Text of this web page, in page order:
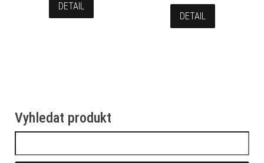
DETAIL
DETAIL
Vyhledat produkt